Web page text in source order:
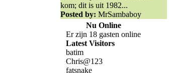
kom; dit is uit 1982...
Posted by: MrSambaboy
Nu Online
Er zijn 18 gasten online
Latest Visitors
batim
Chris@123
fatsnake